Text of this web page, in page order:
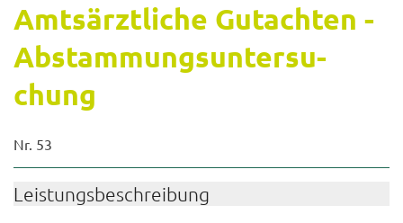
Amts­ärzt­li­che Gut­ach­ten -
Ab­stam­mungs­un­ter­su­
chung
Nr. 53
Leis­tungs­be­schrei­bung